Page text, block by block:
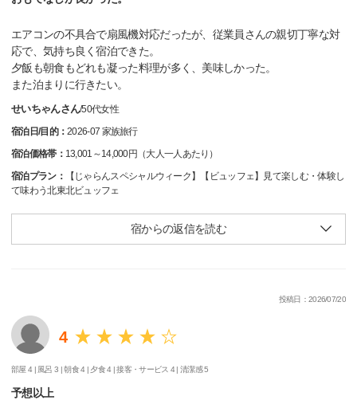
エアコンの不具合で扇風機対応だったが、従業員さんの親切丁寧な対
応で、気持ち良く宿泊できた。
夕飯も朝食もどれも凝った料理が多く、美味しかった。
また泊まりに行きたい。
せいちゃんさん/50代女性
宿泊日/目的：2026-07 家族旅行
宿泊価格帯： 13,001～14,000円（大人一人あたり）
宿泊プラン：
【じゃらんスペシャルウィーク】【ビュッフェ】見て楽しむ・体験し
て味わう北東北ビュッフェ
宿からの返信を読む
投稿日：2026/07/20
4
部屋 4 | 風呂 3 |朝食 4 | 夕食 4 |接客・サービス 4 |清潔感 5
予想以上